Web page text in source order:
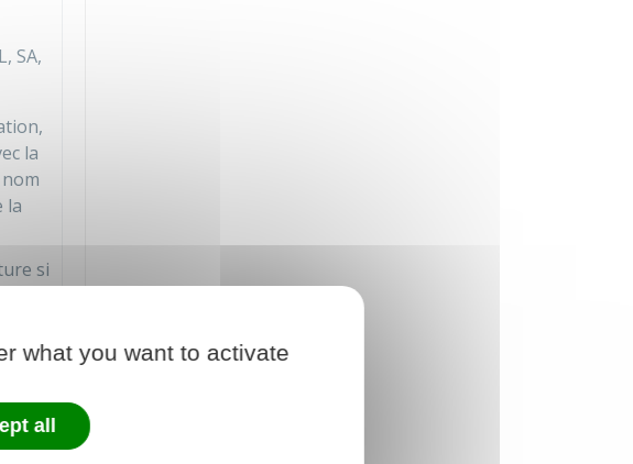
SA,
la
la
si
what you want to activate
all